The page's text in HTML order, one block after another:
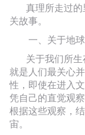
真理所走过
关故事。
一、关于地
关于我们所
就是人们最关心
性，即使在进入
凭自己的直觉观
根据这些观察，
宙。